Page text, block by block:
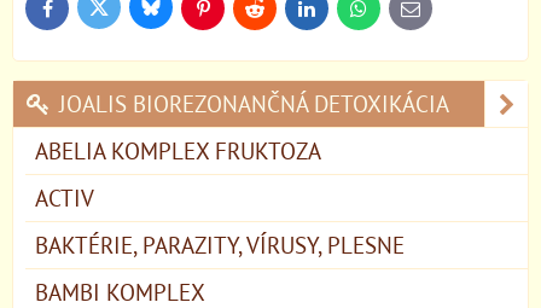
FacebookTwitter BlueskyPinterestReddit LinkedInWhatsApp
E-
mail
JOALIS BIOREZONANČNÁ DETOXIKÁCIA
ABELIA KOMPLEX FRUKTOZA
ACTIV
BAKTÉRIE, PARAZITY, VÍRUSY, PLESNE
BAMBI KOMPLEX